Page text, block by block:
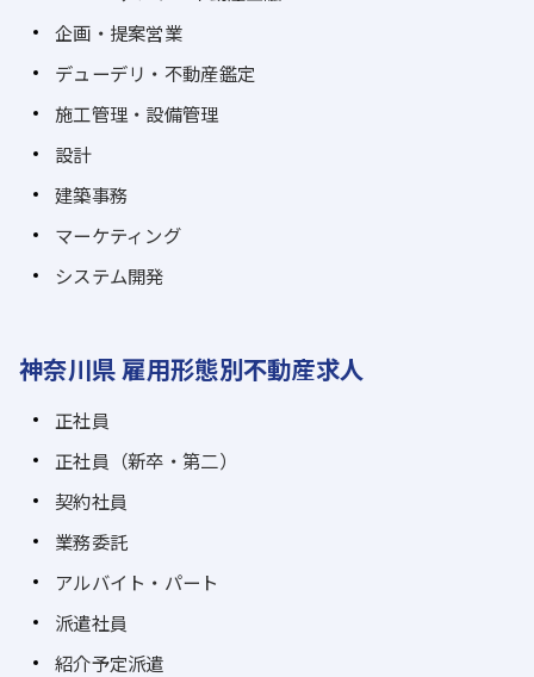
企画・提案営業
デューデリ・不動産鑑定
施工管理・設備管理
設計
建築事務
マーケティング
システム開発
神奈川県 雇用形態別不動産求人
正社員
正社員（新卒・第二）
契約社員
業務委託
アルバイト・パート
派遣社員
紹介予定派遣